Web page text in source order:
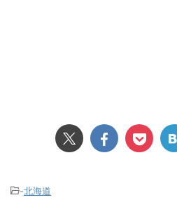
-北海道